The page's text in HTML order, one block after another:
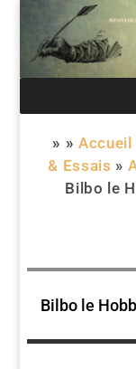
» » Accueil
& Essais »
Bilbo le
Bilbo le